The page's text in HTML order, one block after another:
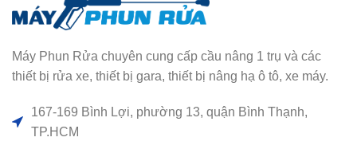
Máy Phun Rửa chuyên cung cấp cầu nâng 1 trụ và các
thiết bị rửa xe, thiết bị gara, thiết bị nâng hạ ô tô, xe máy.
167-169 Bình Lợi, phường 13, quận Bình Thạnh,
TP.HCM